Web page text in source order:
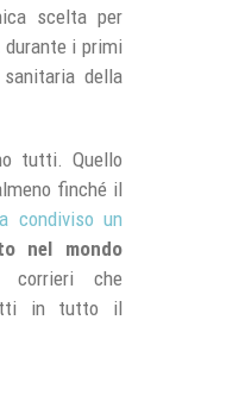
scelta per
i primi
sanitaria della
tutti. Quello
finché il
condiviso un
nel mondo
che
in tutto il